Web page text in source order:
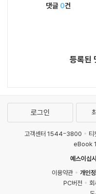
댓글 0건
등록된
로그인
고객센터 1544-3800
eBook
예스이십
이용약관
개인
PC버전
회